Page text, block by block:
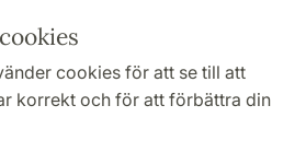
cookies för att se till att
korrekt och för att förbättra din